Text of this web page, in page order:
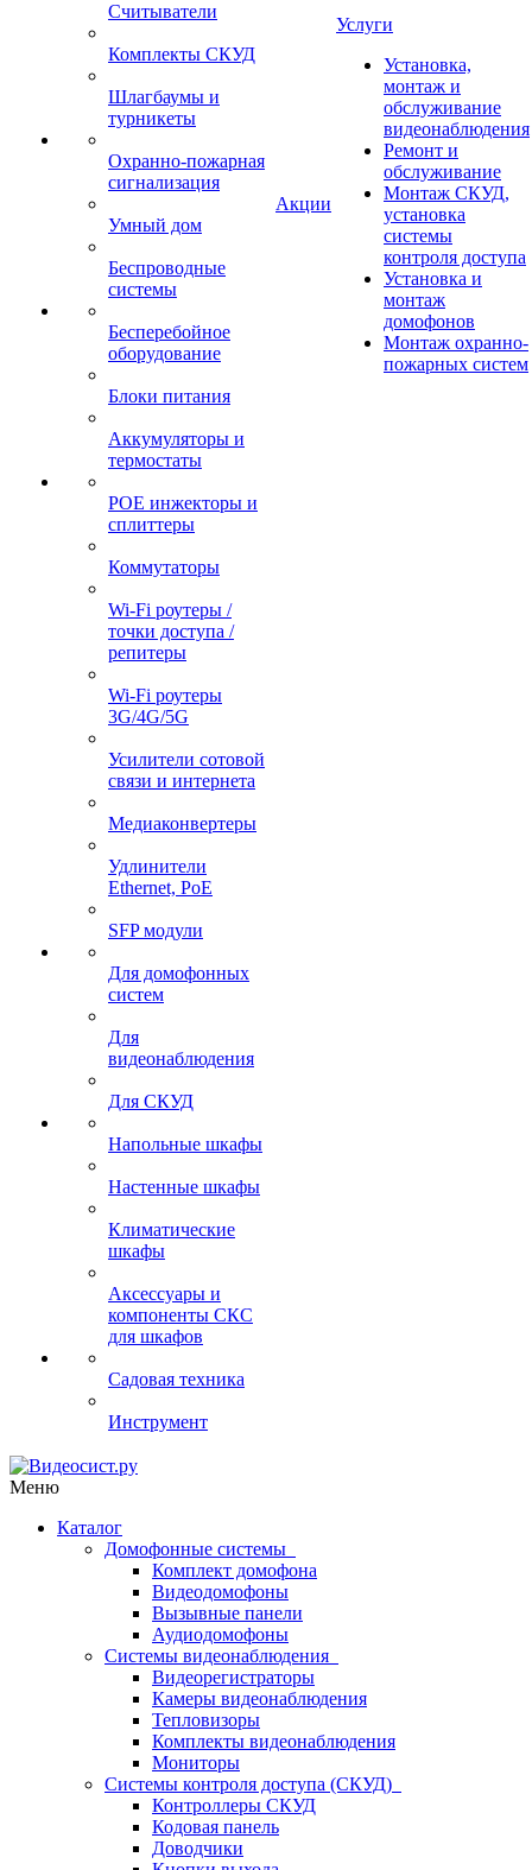
Считыватели
Комплекты СКУД
Шлагбаумы и
турникеты
Охранно-пожарная
сигнализация
Умный дом
Беспроводные
системы
Бесперебойное
оборудование
Блоки питания
Аккумуляторы и
термостаты
POE инжекторы и
сплиттеры
Коммутаторы
Wi-Fi роутеры /
точки доступа /
репитеры
Wi-Fi роутеры
3G/4G/5G
Усилители сотовой
связи и интернета
Медиаконвертеры
Удлинители
Ethernet, PoE
SFP модули
Для домофонных
систем
Для
видеонаблюдения
Для СКУД
Напольные шкафы
Настенные шкафы
Климатические
шкафы
Аксессуары и
компоненты СКС
для шкафов
Садовая техника
Инструмент
Акции
Услуги
Установка,
монтаж и
обслуживание
видеонаблюдения
Ремонт и
обслуживание
Монтаж СКУД,
установка
системы
контроля доступа
Установка и
монтаж
домофонов
Монтаж охранно-
пожарных систем
Меню
Каталог
Домофонные системы
Комплект домофона
Видеодомофоны
Вызывные панели
Аудиодомофоны
Системы видеонаблюдения
Видеорегистраторы
Камеры видеонаблюдения
Тепловизоры
Комплекты видеонаблюдения
Мониторы
Системы контроля доступа (СКУД)
Контроллеры СКУД
Кодовая панель
Доводчики